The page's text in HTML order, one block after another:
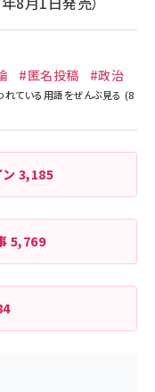
#匿名投稿
#政治
3,185
5,769